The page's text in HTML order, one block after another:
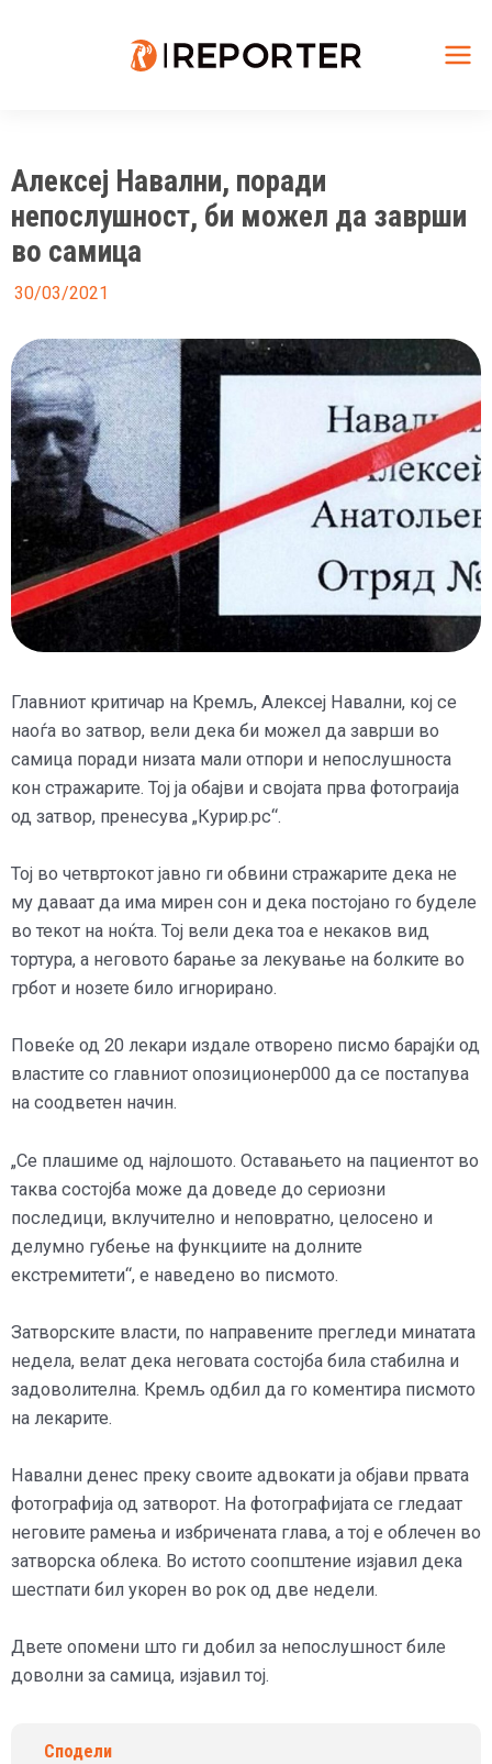
Алексеј Навални, поради
непослушност, би можел да заврши
во самица
30/03/2021
Главниот критичар на Кремљ, Алексеј Навални, кој се
наоѓа во затвор, вели дека би можел да заврши во
самица поради низата мали отпори и непослушноста
кон стражарите. Тој ја обајви и својата прва фотограија
од затвор, пренесува „Курир.рс“.
Тој во четвртокот јавно ги обвини стражарите дека не
му даваат да има мирен сон и дека постојано го буделе
во текот на ноќта. Тој вели дека тоа е некаков вид
тортура, а неговото барање за лекување на болките во
грбот и нозете било игнорирано.
Повеќе од 20 лекари издале отворено писмо барајќи од
властите со главниот опозиционер000 да се постапува
на соодветен начин.
„Се плашиме од најлошото. Оставањето на пациентот во
таква состојба може да доведе до сериозни
последици, вклучително и неповратно, целосено и
делумно губење на функциите на долните
екстремитети“, е наведено во писмото.
Затворските власти, по направените прегледи минатата
недела, велат дека неговата состојба била стабилна и
задоволителна. Кремљ одбил да го коментира писмото
на лекарите.
Навални денес преку своите адвокати ја објави првата
фотографија од затворот. На фотографијата се гледаат
неговите рамења и избричената глава, а тој е облечен во
затворска облека. Во истото соопштение изјавил дека
шестпати бил укорен во рок од две недели.
Двете опомени што ги добил за непослушност биле
доволни за самица, изјавил тој.
Сподели